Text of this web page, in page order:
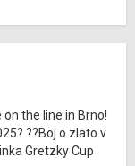
the line in Brno!
??Boj o zlato v
Gretzky Cup